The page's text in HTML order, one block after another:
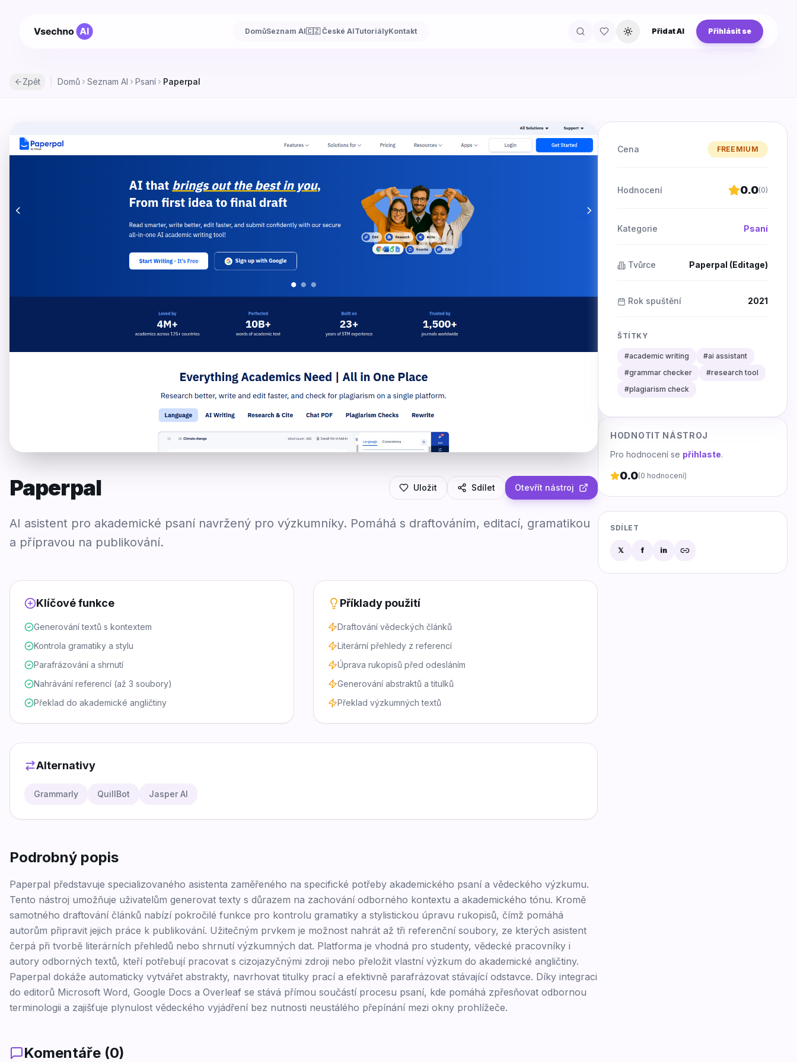
DomůSeznam AI🇨🇿 České AITutoriályKontakt Přepnout téma
Přidat AI Přihlásit se
Zpět Domů Seznam AI Psaní Paperpal
Paperpal Uložit Sdílet Otevřít nástroj
AI asistent pro akademické psaní navržený pro výzkumníky. Pomáhá s draftováním, editací, gramatikou
a přípravou na publikování.
Klíčové funkce
Generování textů s kontextem
Kontrola gramatiky a stylu
Parafrázování a shrnutí
Nahrávání referencí (až 3 soubory)
Překlad do akademické angličtiny
Příklady použití
Draftování vědeckých článků
Literární přehledy z referencí
Úprava rukopisů před odesláním
Generování abstraktů a titulků
Překlad výzkumných textů
Alternativy
Grammarly QuillBot Jasper AI
Podrobný popis
Paperpal představuje specializovaného asistenta zaměřeného na specifické potřeby akademického psaní a vědeckého výzkumu.
Tento nástroj umožňuje uživatelům generovat texty s důrazem na zachování odborného kontextu a akademického tónu. Kromě
samotného draftování článků nabízí pokročilé funkce pro kontrolu gramatiky a stylistickou úpravu rukopisů, čímž pomáhá
autorům připravit jejich práce k publikování. Užitečným prvkem je možnost nahrát až tři referenční soubory, ze kterých asistent
čerpá při tvorbě literárních přehledů nebo shrnutí výzkumných dat. Platforma je vhodná pro studenty, vědecké pracovníky i
autory odborných textů, kteří potřebují pracovat s cizojazyčnými zdroji nebo přeložit vlastní výzkum do akademické angličtiny.
Paperpal dokáže automaticky vytvářet abstrakty, navrhovat titulky prací a efektivně parafrázovat stávající odstavce. Díky integraci
do editorů Microsoft Word, Google Docs a Overleaf se stává přímou součástí procesu psaní, kde pomáhá zpřesňovat odbornou
terminologii a zajišťuje plynulost vědeckého vyjádření bez nutnosti neustálého přepínání mezi okny prohlížeče.
Komentáře (0)
Cena FREEMIUM
Hodnocení 0.0(0)
Kategorie Psaní
Tvůrce Paperpal (Editage)
Rok spuštění 2021
ŠTÍTKY
#academic writing #ai assistant
#grammar checker #research tool
#plagiarism check
HODNOTIT NÁSTROJ
Pro hodnocení se přihlaste.
0.0(0 hodnocení)
SDÍLET
𝕏 f in